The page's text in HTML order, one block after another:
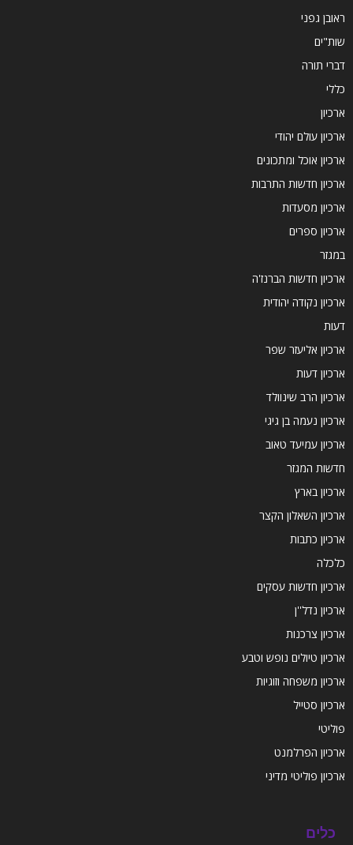
ראובן גפני
שות"ים
דברי תורה
כללי
ארכיון
ארכיון עולם יהודי
ארכיון אוכל ומתכונים
ארכיון חדשות התרבות
ארכיון מסעדות
ארכיון ספרים
במגזר
ארכיון חדשות הברנז'ה
ארכיון נקודה יהודית
דעות
ארכיון אליעזר שפר
ארכיון דעות
ארכיון הרב שינוולד
ארכיון נעמה בן גיגי
ארכיון עמיעד טאוב
חדשות המגזר
ארכיון בארץ
ארכיון השאלון הקצר
ארכיון כתבות
כלכלה
ארכיון חדשות עסקים
ארכיון נדל''ן
ארכיון צרכנות
ארכיון טיולים נופש וטבע
ארכיון משפחה וזוגיות
ארכיון סטייל
פוליטי
ארכיון הפרלמנט
ארכיון פוליטי מדיני
כלים